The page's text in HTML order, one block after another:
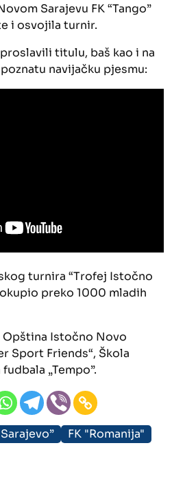
Sarajevu FK “Tango”
i osvojila turnir.
titulu, baš kao i na
navijačku pjesmu:
turnira “Trofej Istočno
preko 1000 mladih
Istočno Novo
Sport Friends“, Škola
„Tempo”.
FK "Romanija"